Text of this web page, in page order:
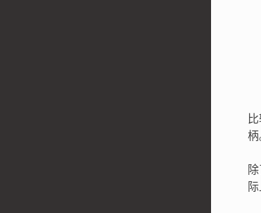
柄